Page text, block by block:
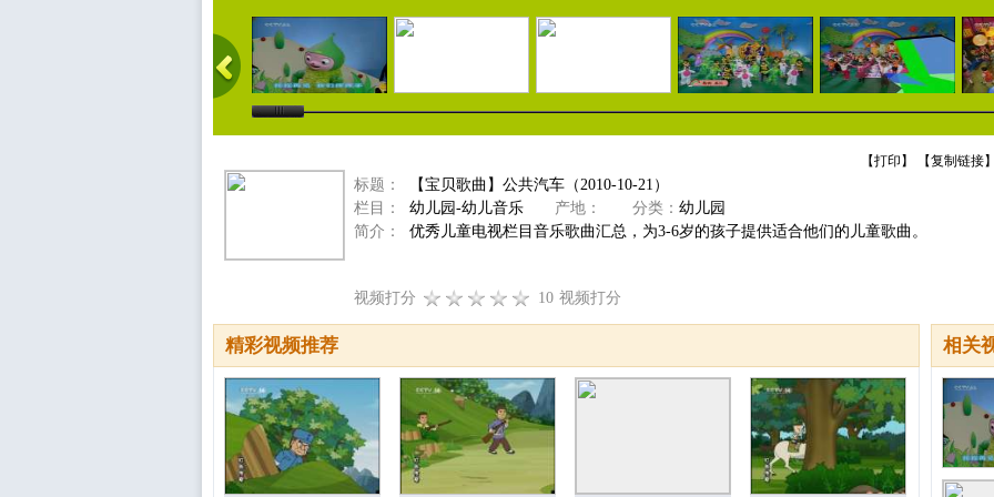
【打印 】 【复制链接
标题：
【宝贝歌曲】公共汽车（2010-10-21）
栏目：
幼儿园-幼儿音乐 产地： 分类： 幼儿园
简介：
优秀儿童电视栏目音乐歌曲汇总，为3-6岁的孩子提供适合他们的儿童歌曲。
视频打分 10 视频打分
相关
精彩视频推荐